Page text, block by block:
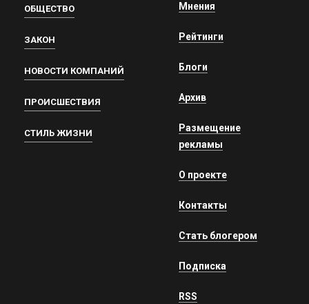
ОБЩЕСТВО
ЗАКОН
НОВОСТИ КОМПАНИЙ
ПРОИСШЕСТВИЯ
СТИЛЬ ЖИЗНИ
Мнения
Рейтинги
Блоги
Архив
Размещение
рекламы
О проекте
Контакты
Стать блогером
Подписка
RSS